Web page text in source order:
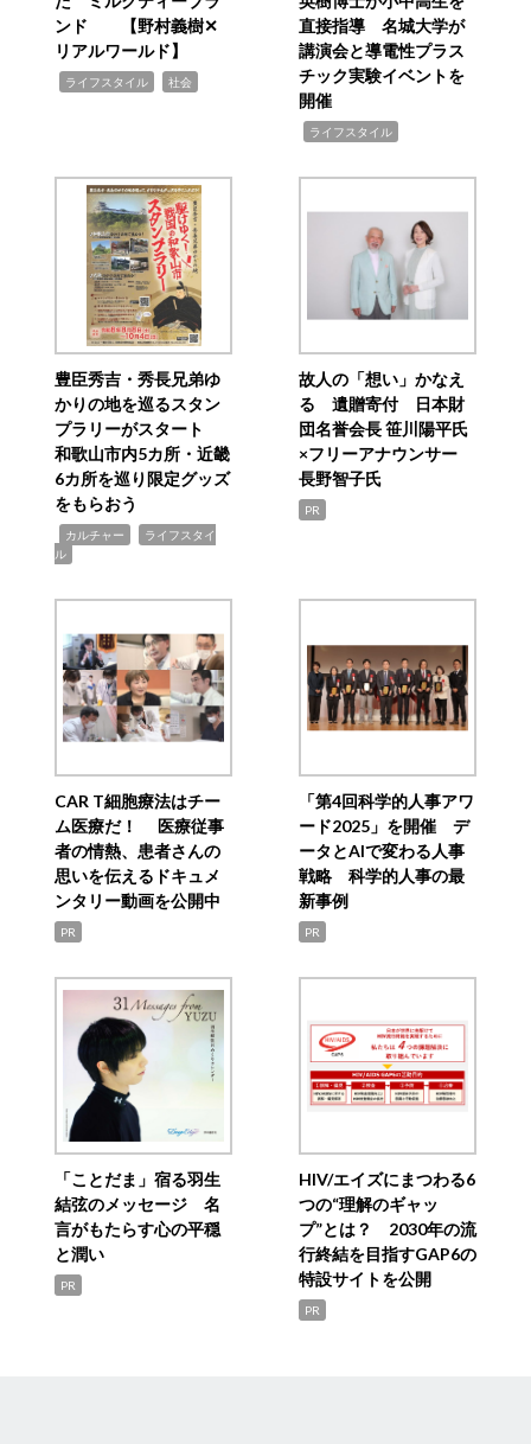
ンド 【野村義樹✕
リアルワールド】
ライフスタイル 社会
直接指導 名城大学が
講演会と導電性プラス
チック実験イベントを
開催
ライフスタイル
豊臣秀吉・秀長兄弟ゆ
かりの地を巡るスタン
プラリーがスタート
和歌山市内5カ所・近畿
6カ所を巡り限定グッズ
をもらおう
カルチャー
ライフスタイ
ル
故人の「想い」かなえ
る 遺贈寄付 日本財
団名誉会長 笹川陽平氏
×フリーアナウンサー
長野智子氏
PR
CAR T細胞療法はチー
ム医療だ！ 医療従事
者の情熱、患者さんの
思いを伝えるドキュメ
ンタリー動画を公開中
PR
「第4回科学的人事アワ
ード2025」を開催 デ
ータとAIで変わる人事
戦略 科学的人事の最
新事例
PR
「ことだま」宿る羽生
結弦のメッセージ 名
言がもたらす心の平穏
と潤い
PR
HIV/エイズにまつわる6
つの“理解のギャッ
プ”とは？ 2030年の流
行終結を目指すGAP6の
特設サイトを公開
PR